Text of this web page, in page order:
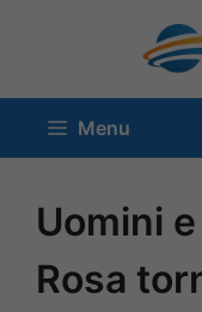
contenuto
Menu
Uomini
Rosa